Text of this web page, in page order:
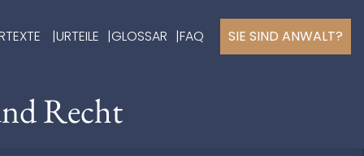
URTEILE GLOSSAR FAQ SIE SIND ANWALT?
Recht